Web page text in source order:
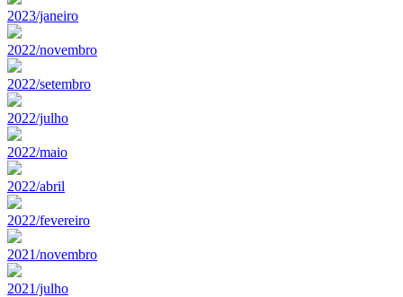
2023/janeiro
2022/novembro
2022/setembro
2022/julho
2022/maio
2022/abril
2022/fevereiro
2021/novembro
2021/julho